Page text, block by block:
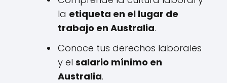
la etiqueta en el lugar de
trabajo en Australia.
Conoce tus derechos laborales
y el salario mínimo en
Australia.